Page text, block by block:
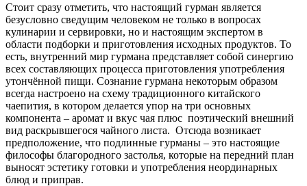
Стоит сразу отметить, что настоящий гурман является
безусловно сведущим человеком не только в вопросах
кулинарии и сервировки, но и настоящим экспертом в
области подборки и приготовления исходных продуктов. То
есть, внутренний мир гурмана представляет собой синергию
всех составляющих процесса приготовления употребления
утончённой пищи. Сознание гурмана некоторым образом
всегда настроено на схему традиционного китайского
чаепития, в котором делается упор на три основных
компонента – аромат и вкус чая плюс поэтический внешний
вид раскрывшегося чайного листа. Отсюда возникает
предположение, что подлинные гурманы – это настоящие
философы благородного застолья, которые на передний план
выносят эстетику готовки и употребления неординарных
блюд и приправ.